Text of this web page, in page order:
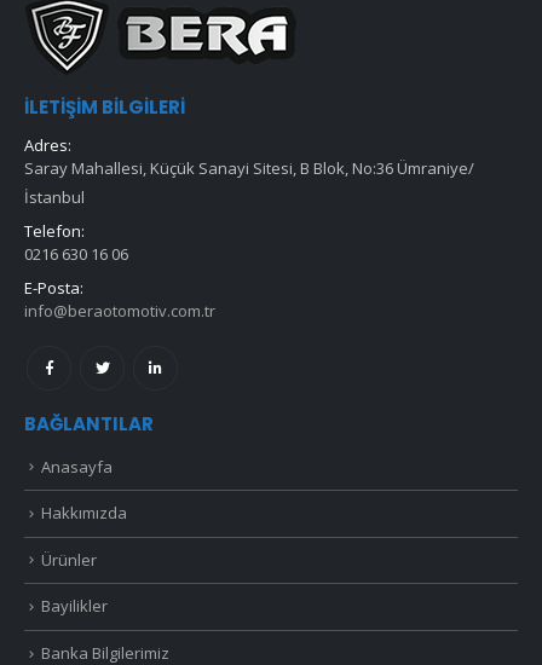
İLETIŞIM BILGILERI
Adres:
Saray Mahallesi, Küçük Sanayi Sitesi, B Blok, No:36 Ümraniye/
İstanbul
Telefon:
0216 630 16 06
E-Posta:
info@beraotomotiv.com.tr
BAĞLANTILAR
Anasayfa
Hakkımızda
Ürünler
Bayilikler
Banka Bilgilerimiz